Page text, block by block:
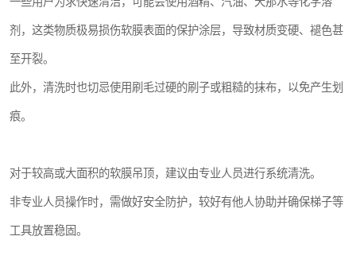
剂，这类物质极易损伤软膜表面的保护涂层，导致材质变硬、褪色甚
至开裂。
此外，清洗时也切忌使用刷毛过硬的刷子或粗糙的抹布，以免产生划
痕。
对于较高或大面积的软膜吊顶，建议由专业人员进行系统清洗。
非专业人员操作时，需做好安全防护，较好有他人协助并确保梯子等
工具放置稳固。